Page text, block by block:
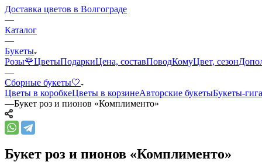
Доставка цветов в Волгограде
—
Каталог
—
Букеты
Розы🌹ЦветыПодаркиЦена, составПоводКомуЦвет, сезон
—
Сборные букеты🤍
Цветы в коробкеЦветы в корзинеАвторские букетыБукеты-
—Букет роз и пионов «Комплименто»
Букет роз и пионов «Комплименто»